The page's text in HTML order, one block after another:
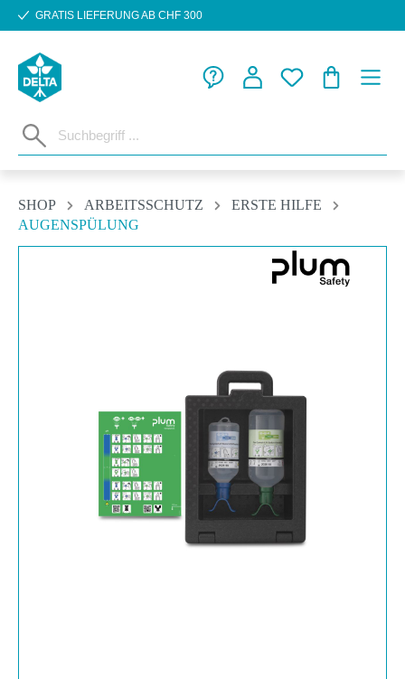
Zum Hauptinhalt springen
GRATIS LIEFERUNG AB CHF 300
SHOP ARBEITSSCHUTZ
ERSTE HILFE
AUGENSPÜLUNG